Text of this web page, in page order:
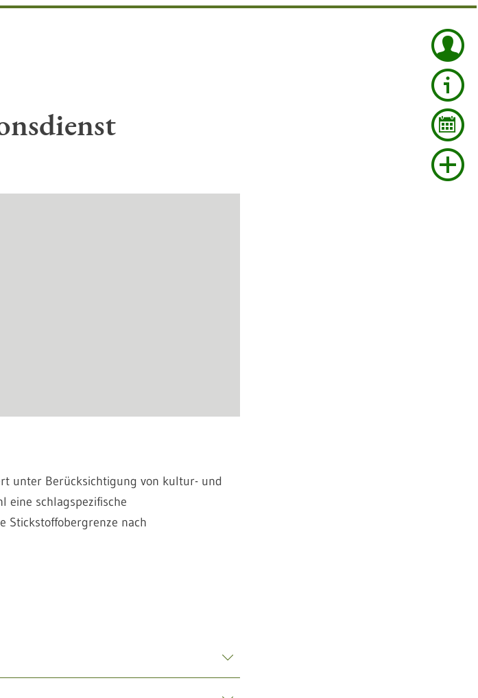
unter Berücksichtigung von kultur- und
eine schlagspezifische
Stickstoffobergrenze nach